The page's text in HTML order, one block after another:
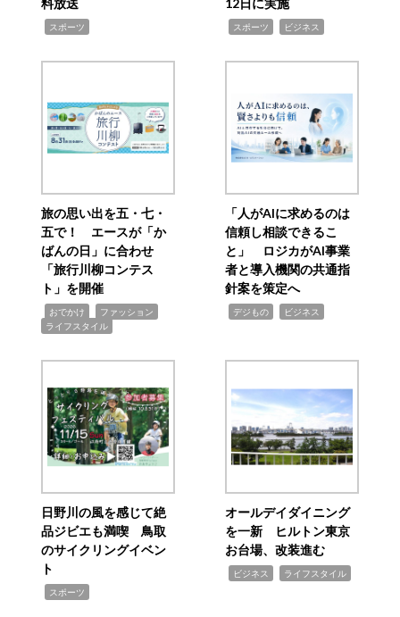
料放送
スポーツ
12日に実施
スポーツ ビジネス
旅の思い出を五・七・
五で！ エースが「か
ばんの日」に合わせ
「旅行川柳コンテス
ト」を開催
おでかけ ファッション
ライフスタイル
「人がAIに求めるのは
信頼し相談できるこ
と」 ロジカがAI事業
者と導入機関の共通指
針案を策定へ
デジもの ビジネス
日野川の風を感じて絶
品ジビエも満喫 鳥取
のサイクリングイベン
ト
スポーツ
オールデイダイニング
を一新 ヒルトン東京
お台場、改装進む
ビジネス ライフスタイル